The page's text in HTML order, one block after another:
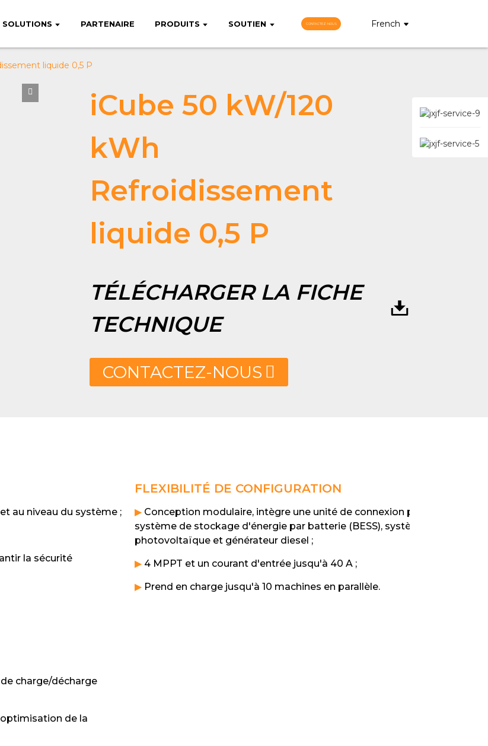
SOLUTIONS PARTENAIRE PRODUITS SOUTIEN CONTACTEZ-NOUS French
liquide 0,5 P
iCube 50 kW/120
kWh
Refroidissement
liquide 0,5 P
TÉLÉCHARGER LA FICHE
TECHNIQUE
CONTACTEZ-NOUS
au niveau du système ;
la sécurité
FLEXIBILITÉ DE CONFIGURATION
▶Conception modulaire, intègre une unité de connexion pour
système de stockage d'énergie par batterie (BESS), système
photovoltaïque et générateur diesel ;
▶4 MPPT et un courant d'entrée jusqu'à 40 A ;
▶Prend en charge jusqu'à 10 machines en parallèle.
charge/décharge
de la